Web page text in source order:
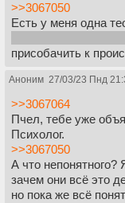
>>3067050
Есть у меня одна
присобачить к
Аноним 27/03/23 Пнд
>>3067064
Пчел, тебе уже
Психолог.
>>3067050
А что непонятного?
зачем они всё это
но пока же всё